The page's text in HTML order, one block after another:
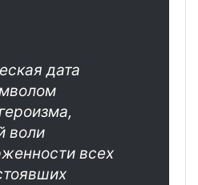
дата
воли
всех